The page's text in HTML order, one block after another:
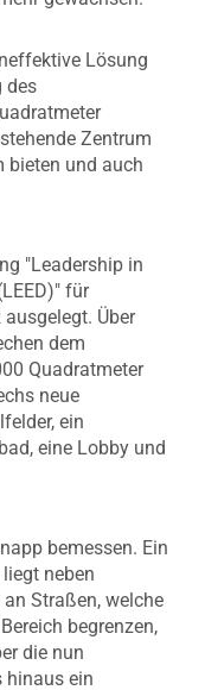
Lösung
des
Zentrum
bieten und auch
"Leadership in
für
Über
dem
Quadratmeter
neue
ein
eine Lobby und
bemessen. Ein
neben
Straßen, welche
begrenzen,
die nun
hinaus ein